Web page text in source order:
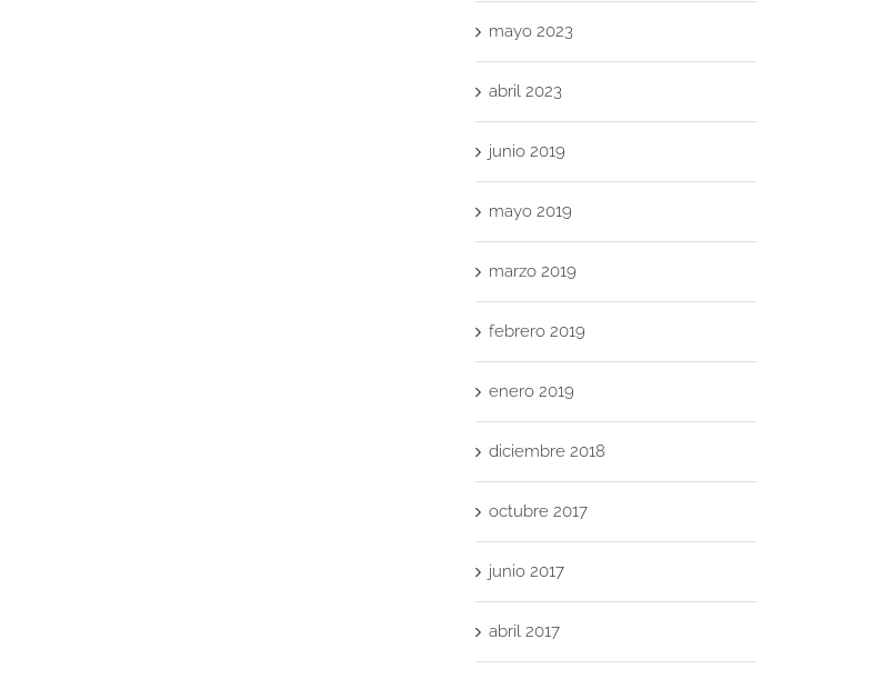
mayo 2023
abril 2023
junio 2019
mayo 2019
marzo 2019
febrero 2019
enero 2019
diciembre 2018
octubre 2017
junio 2017
abril 2017